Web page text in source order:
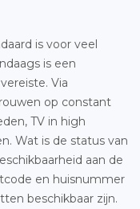
is voor veel
is een
Via
op constant
TV in high
Wat is de status van
aan de
en huisnummer
beschikbaar zijn.